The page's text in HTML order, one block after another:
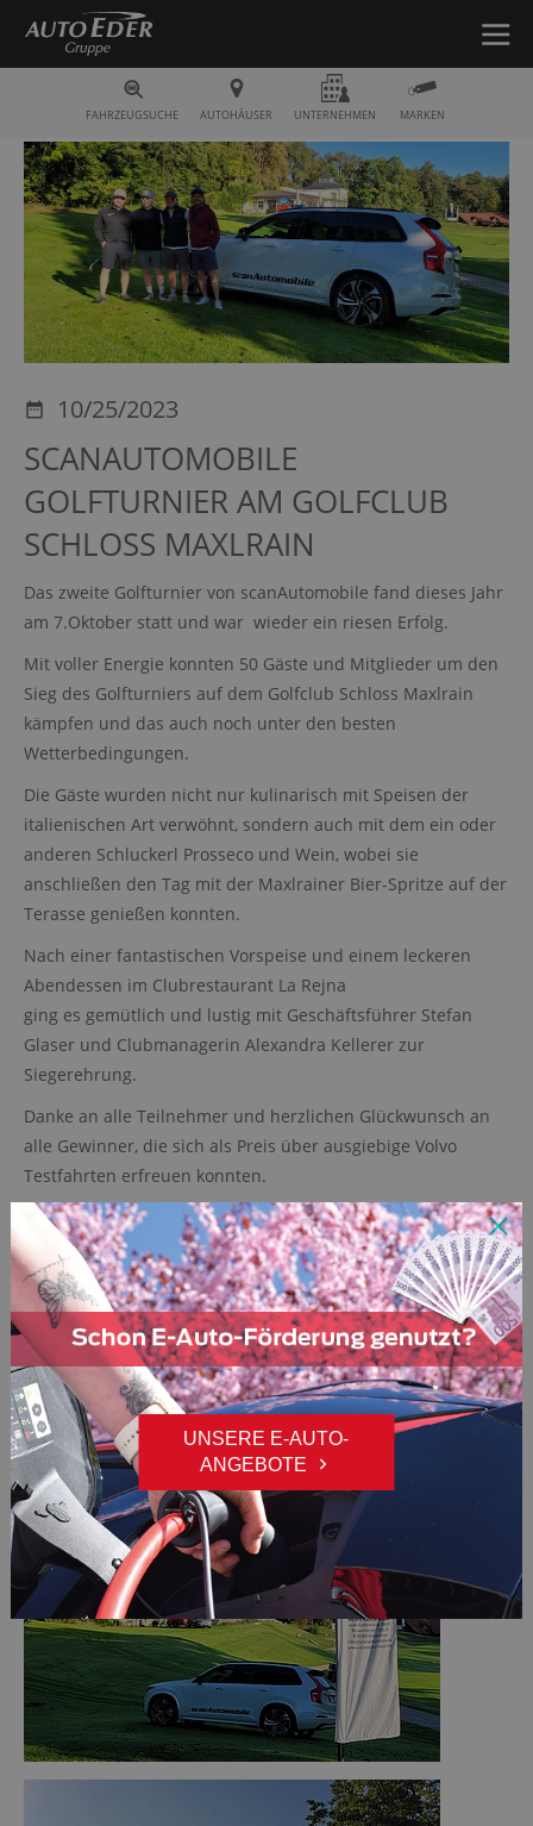
Fahrzeugsuche
FAHRZEUGSUCHE AUTOHÄUSER UNTERNEHMEN MARKEN
10/25/2023
SCANAUTOMOBILE
GOLFTURNIER AM GOLFCLUB
SCHLOSS MAXLRAIN
Das zweite Golfturnier von scanAutomobile fand dieses Jahr
am 7.Oktober statt und war wieder ein riesen Erfolg.
Mit voller Energie konnten 50 Gäste und Mitglieder um den
Sieg des Golfturniers auf dem Golfclub Schloss Maxlrain
kämpfen und das auch noch unter den besten
Wetterbedingungen.
Die Gäste wurden nicht nur kulinarisch mit Speisen der
italienischen Art verwöhnt, sondern auch mit dem ein oder
anderen Schluckerl Prosseco und Wein, wobei sie
anschließen den Tag mit der Maxlrainer Bier-Spritze auf der
Terasse genießen konnten.
Nach einer fantastischen Vorspeise und einem leckeren
Abendessen im Clubrestaurant La Rejna
ging es gemütlich und lustig mit Geschäftsführer Stefan
Glaser und Clubmanagerin Alexandra Kellerer zur
Siegerehrung.
Danke an alle Teilnehmer und herzlichen Glückwunsch an
alle Gewinner, die sich als Preis über ausgiebige Volvo
Testfahrten erfreuen konnten.
Sie konnten dieses Jahr beim Golfturnier leider nicht
teilnehmen?... Keine Sorge, das scanAutomobile-Golfturnier
ist für nächstes Jahr schon in Planung!
UNSERE E-AUTO-
ANGEBOTE